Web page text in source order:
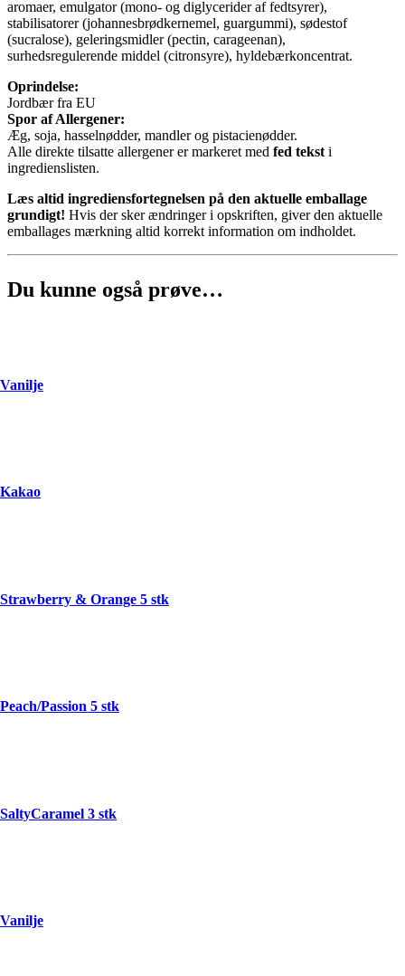
aromaer, emulgator (mono- og diglycerider af fedtsyrer),
stabilisatorer (johannesbrødkernemel, guargummi), sødestof
(sucralose), geleringsmidler (pectin, carageenan),
surhedsregulerende middel (citronsyre), hyldebærkoncentrat.
Oprindelse:
Jordbær fra EU
Spor af Allergener:
Æg, soja, hasselnødder, mandler og pistacienødder.
Alle direkte tilsatte allergener er markeret med fed tekst i
ingredienslisten.
Læs altid ingrediensfortegnelsen på den aktuelle emballage
grundigt! Hvis der sker ændringer i opskriften, giver den aktuelle
emballages mærkning altid korrekt information om indholdet.
Du kunne også prøve…
Vanilje
Kakao
Strawberry & Orange 5 stk
Peach/Passion 5 stk
SaltyCaramel 3 stk
Vanilje